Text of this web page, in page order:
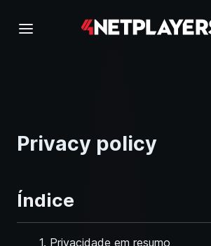
Privacy policy
Índice
1. Privacidade em resumo